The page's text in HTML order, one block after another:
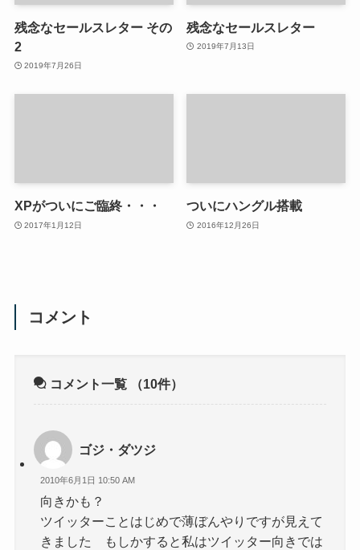
残念なセールスレター その
2
2019年7月26日
残念なセールスレター
2019年7月13日
XPがついにご臨終・・・
2017年1月12日
ついにハングル搭載
2016年12月26日
コメント
コメント一覧 （10件）
ゴジ・ダツジ
2010年6月1日 10:50 AM
向きかも？
ツイッターことはじめで薄ぼんやりですが見えて
きました もしかすると私はツイッター向きでは